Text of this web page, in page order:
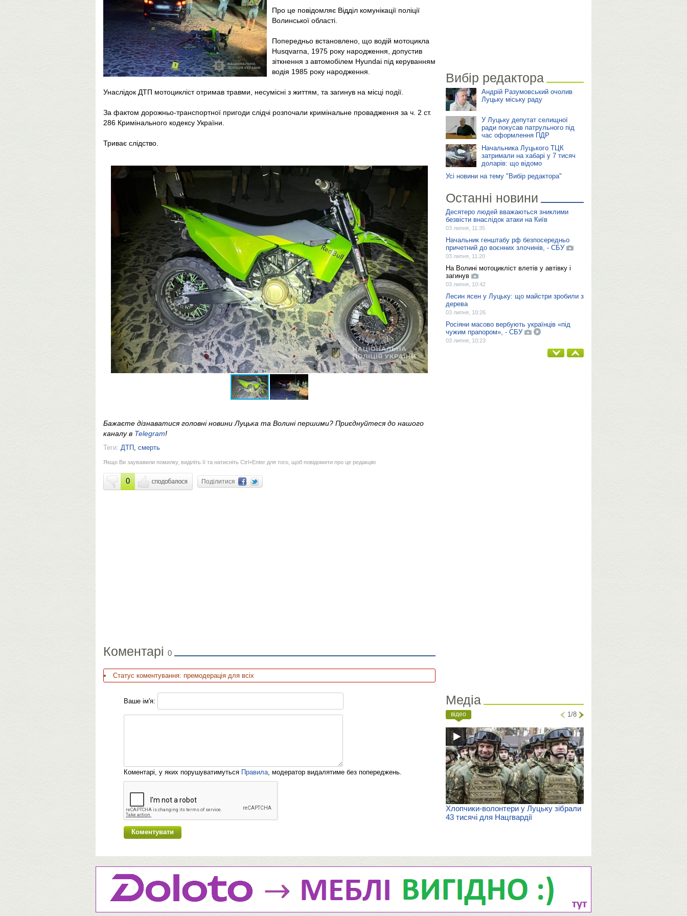
Про це повідомляє Відділ комунікації поліції
Волинської області.
Попередньо встановлено, що водій мотоцикла
Husqvarna, 1975 року народження, допустив
зіткнення з автомобілем Hyundai під керуванням
водія 1985 року народження.
Унаслідок ДТП мотоцикліст отримав травми, несумісні з життям, та загинув на місці події.
За фактом дорожньо-транспортної пригоди слідчі розпочали кримінальне провадження за ч. 2 ст.
286 Кримінального кодексу України.
Триває слідство.
Бажаєте дізнаватися головні новини Луцька та Волині першими? Приєднуйтеся до нашого
каналу в Telegram!
Теги: ДТП , смерть
Якщо Ви зауважили помилку, виділіть її та натисніть Ctrl+Enter для того, щоб повідомити про це редакцію
0 Поділитися
Коментарі 0
Статус коментування: премодерація для всіх
Ваше ім'я:
Коментарі, у яких порушуватимуться Правила, модератор видалятиме без попереджень.
Вибір редактора
Андрій Разумовський очолив
Луцьку міську раду
У Луцьку депутат селищної
ради покусав патрульного під
час оформлення ПДР
Начальника Луцького ТЦК
затримали на хабарі у 7 тисяч
доларів: що відомо
Усі новини на тему "Вибір редактора"
Останні новини
Десятеро людей вважаються зниклими
безвісти внаслідок атаки на Київ
03 липня, 11:35
Начальник генштабу рф безпосередньо
причетний до воєнних злочинів, - СБУ
03 липня, 11:20
На Волині мотоцикліст влетів у автівку і
загинув
03 липня, 10:42
Лесин ясен у Луцьку: що майстри зробили з
дерева
03 липня, 10:26
Росіяни масово вербують українців «під
чужим прапором», - СБУ
03 липня, 10:23
Медіа
відео 1/8
Хлопчики-волонтери у Луцьку зібрали
43 тисячі для Нацгвардії